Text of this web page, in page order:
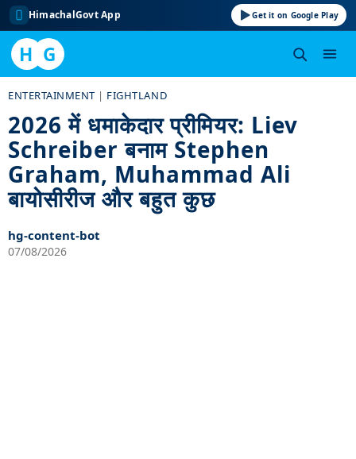
HimachalGovt App Get it on Google Play
H G
content
ENTERTAINMENT | FIGHTLAND
2026 में धमाकेदार प्रीमियर: Liev
Schreiber बनाम Stephen
Graham, Muhammad Ali
बायोसीरीज और बहुत कुछ
hg-content-bot
07/08/2026